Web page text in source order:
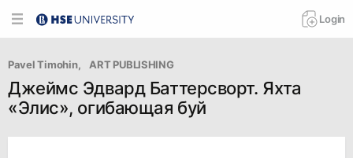
Login
Pavel Timohin,
   ART PUBLISHING
Джеймс Эдвард Баттерсворт. Яхта
«Элис», огибающая буй